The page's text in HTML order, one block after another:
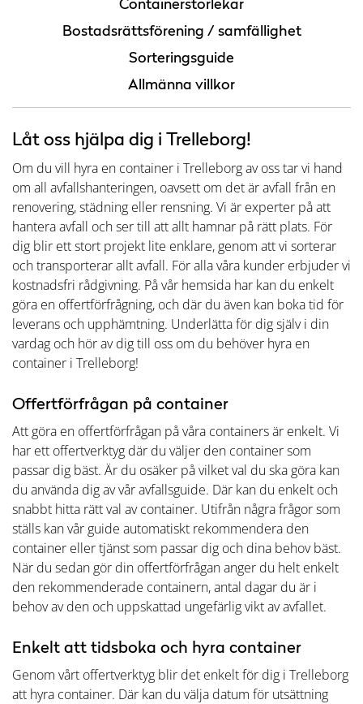
Containerstorlekar
Bostadsrättsförening / samfällighet
Sorteringsguide
Allmänna villkor
Låt oss hjälpa dig i Trelleborg!
Om du vill hyra en container i Trelleborg av oss tar vi hand
om all avfallshanteringen, oavsett om det är avfall från en
renovering, städning eller rensning. Vi är experter på att
hantera avfall och ser till att allt hamnar på rätt plats. För
dig blir ett stort projekt lite enklare, genom att vi sorterar
och transporterar allt avfall. För alla våra kunder erbjuder vi
kostnadsfri rådgivning. På vår hemsida har kan du enkelt
göra en offertförfrågning, och där du även kan boka tid för
leverans och upphämtning. Underlätta för dig själv i din
vardag och hör av dig till oss om du behöver hyra en
container i Trelleborg!
Offertförfrågan på container
Att göra en offertförfrågan på våra containers är enkelt. Vi
har ett offertverktyg där du väljer den container som
passar dig bäst. Är du osäker på vilket val du ska göra kan
du använda dig av vår avfallsguide. Där kan du enkelt och
snabbt hitta rätt val av container. Utifrån några frågor som
ställs kan vår guide automatiskt rekommendera den
container eller tjänst som passar dig och dina behov bäst.
När du sedan gör din offertförfrågan anger du helt enkelt
den rekommenderade containern, antal dagar du är i
behov av den och uppskattad ungefärlig vikt av avfallet.
Enkelt att tidsboka och hyra container
Genom vårt offertverktyg blir det enkelt för dig i Trelleborg
att hyra container. Där kan du välja datum för utsättning